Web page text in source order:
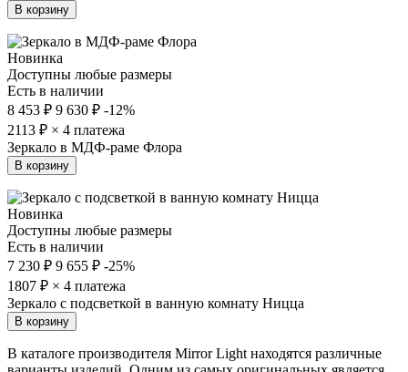
В корзину
Новинка
Доступны любые размеры
Есть в наличии
8 453 ₽ 9 630 ₽ -12%
2113 ₽ × 4 платежа
Зеркало в МДФ-раме Флора
В корзину
Новинка
Доступны любые размеры
Есть в наличии
7 230 ₽ 9 655 ₽ -25%
1807 ₽ × 4 платежа
Зеркало с подсветкой в ванную комнату Ницца
В корзину
В каталоге производителя Mirror Light находятся различные